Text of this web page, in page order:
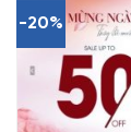
-20%